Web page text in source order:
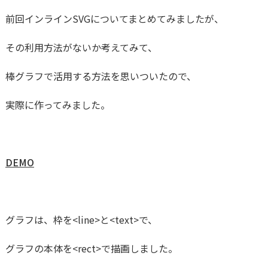
前回インラインSVGについてまとめてみましたが、
その利用方法がないか考えてみて、
棒グラフで活用する方法を思いついたので、
実際に作ってみました。
DEMO
グラフは、枠を<line>と<text>で、
グラフの本体を<rect>で描画しました。